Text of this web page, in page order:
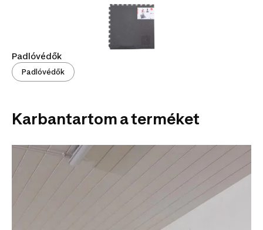
Padlóvédők
Padlóvédők
Karbantartom a terméket